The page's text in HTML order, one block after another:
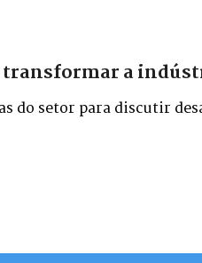
transformar a
do setor para discutir